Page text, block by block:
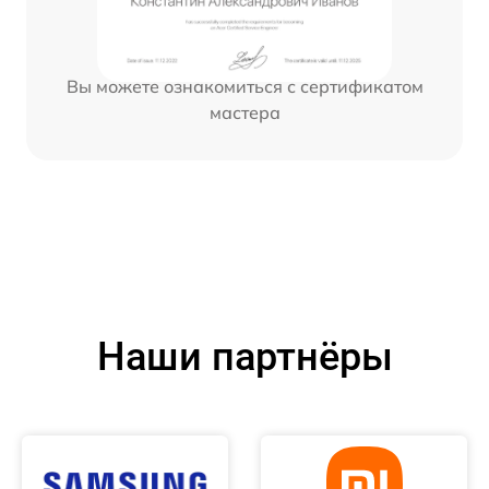
Вы можете ознакомиться с сертификатом
мастера
Наши партнёры